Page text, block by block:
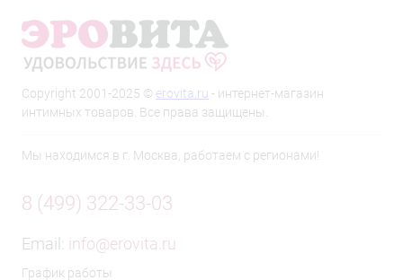
Copyright 2001-2025 © erovita.ru - интернет-магазин
интимных товаров. Все права защищены.
Мы находимся в г. Москва, работаем с регионами!
8 (499) 322-33-03
Email: info@erovita.ru
График работы